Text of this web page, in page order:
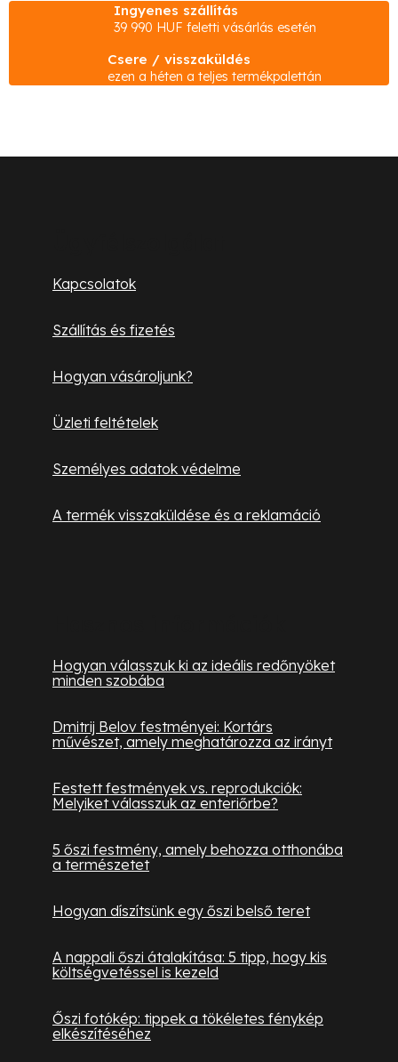
a
r
á
í
Ingyenes szállítás
39 990 HUF feletti vásárlás esetén
Csere / visszaküldés
ezen a héten a teljes termékpalettán
Kapcsolatok
Szállítás és fizetés
Hogyan vásároljunk?
Üzleti feltételek
Személyes adatok védelme
A termék visszaküldése és a reklamáció
Hogyan válasszuk ki az ideális redőnyöket
minden szobába
Dmitrij Belov festményei: Kortárs
művészet, amely meghatározza az irányt
Festett festmények vs. reprodukciók:
Melyiket válasszuk az enteriőrbe?
5 őszi festmény, amely behozza otthonába
a természetet
Hogyan díszítsünk egy őszi belső teret
A nappali őszi átalakítása: 5 tipp, hogy kis
költségvetéssel is kezeld
Őszi fotókép: tippek a tökéletes fénykép
elkészítéséhez